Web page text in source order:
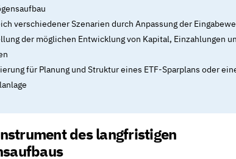
verschiedener Szenarien durch Anpassung der
der möglichen Entwicklung von Kapital, Einzahlungen
für Planung und Struktur eines ETF-Sparplans oder
des langfristigen